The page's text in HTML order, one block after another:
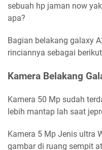
sebuah hp jaman now
apa?
Bagian belakang galaxy
rinciannya sebagai berikut
Kamera Belakang
Kamera 50 Mp sudah
lebih mantap lah saat
Kamera 5 Mp Jenis ultra
gambar di ruang sempit